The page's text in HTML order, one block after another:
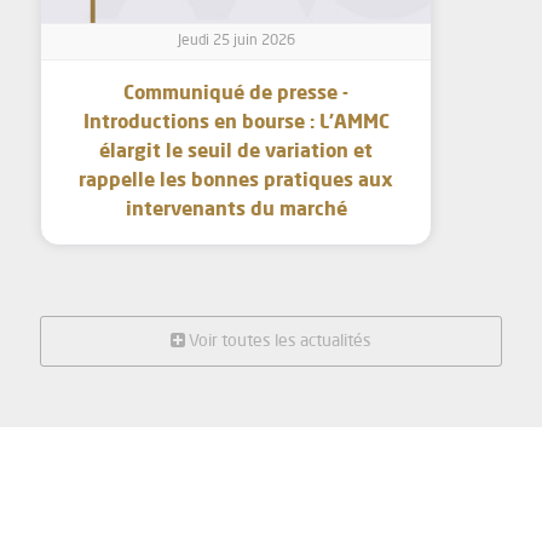
Jeudi 25 juin 2026
Communiqué de presse -
Introductions en bourse : L’AMMC
élargit le seuil de variation et
rappelle les bonnes pratiques aux
intervenants du marché
Voir toutes les actualités